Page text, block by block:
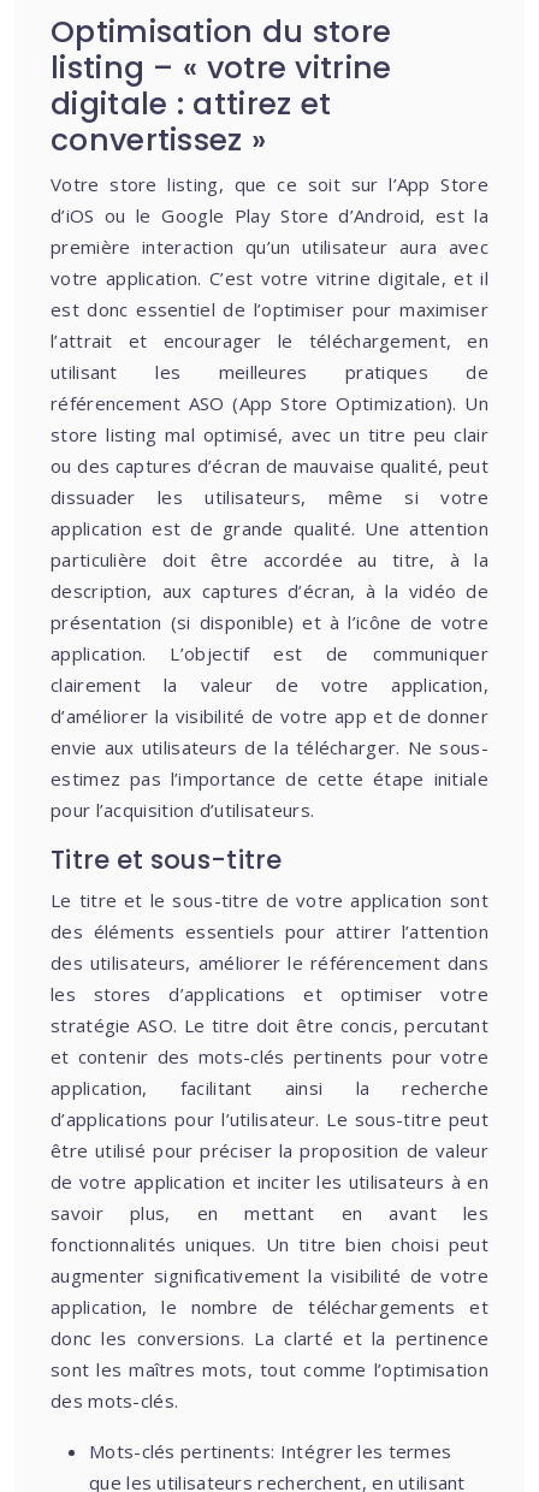
Optimisation du store
listing – « votre vitrine
digitale : attirez et
convertissez »
Votre store listing, que ce soit sur l’App Store
d’iOS ou le Google Play Store d’Android, est la
première interaction qu’un utilisateur aura avec
votre application. C’est votre vitrine digitale, et il
est donc essentiel de l’optimiser pour maximiser
l’attrait et encourager le téléchargement, en
utilisant les meilleures pratiques de
référencement ASO (App Store Optimization). Un
store listing mal optimisé, avec un titre peu clair
ou des captures d’écran de mauvaise qualité, peut
dissuader les utilisateurs, même si votre
application est de grande qualité. Une attention
particulière doit être accordée au titre, à la
description, aux captures d’écran, à la vidéo de
présentation (si disponible) et à l’icône de votre
application. L’objectif est de communiquer
clairement la valeur de votre application,
d’améliorer la visibilité de votre app et de donner
envie aux utilisateurs de la télécharger. Ne sous-
estimez pas l’importance de cette étape initiale
pour l’acquisition d’utilisateurs.
Titre et sous-titre
Le titre et le sous-titre de votre application sont
des éléments essentiels pour attirer l’attention
des utilisateurs, améliorer le référencement dans
les stores d’applications et optimiser votre
stratégie ASO. Le titre doit être concis, percutant
et contenir des mots-clés pertinents pour votre
application, facilitant ainsi la recherche
d’applications pour l’utilisateur. Le sous-titre peut
être utilisé pour préciser la proposition de valeur
de votre application et inciter les utilisateurs à en
savoir plus, en mettant en avant les
fonctionnalités uniques. Un titre bien choisi peut
augmenter significativement la visibilité de votre
application, le nombre de téléchargements et
donc les conversions. La clarté et la pertinence
sont les maîtres mots, tout comme l’optimisation
des mots-clés.
Mots-clés pertinents: Intégrer les termes
que les utilisateurs recherchent, en utilisant